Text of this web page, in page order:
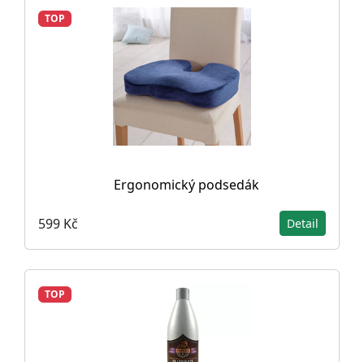
TOP
Ergonomický podsedák
599 Kč Detail
TOP